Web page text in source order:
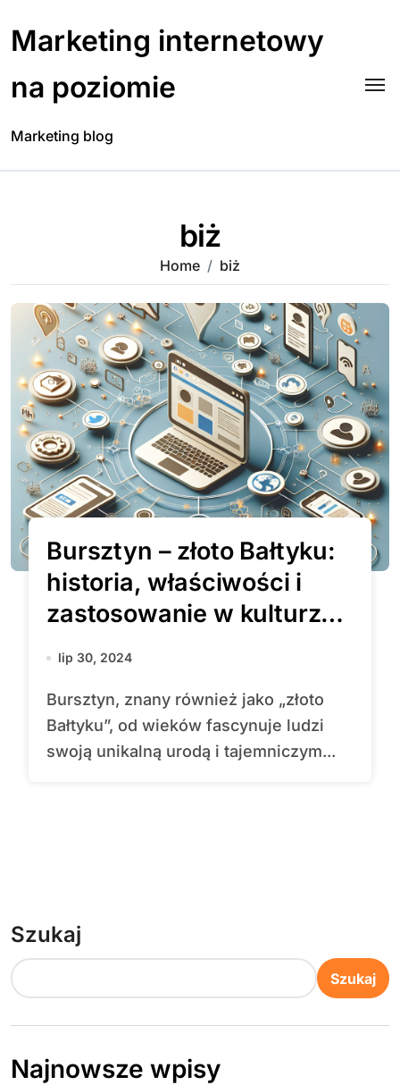
content
Marketing internetowy
na poziomie
Marketing blog
biż
Home biż
Bursztyn – złoto Bałtyku:
historia, właściwości i
zastosowanie w kulturze
oraz nauce
lip 30, 2024
Bursztyn, znany również jako „złoto
Bałtyku”, od wieków fascynuje ludzi
swoją unikalną urodą i tajemniczym...
Szukaj
Szukaj
Najnowsze wpisy